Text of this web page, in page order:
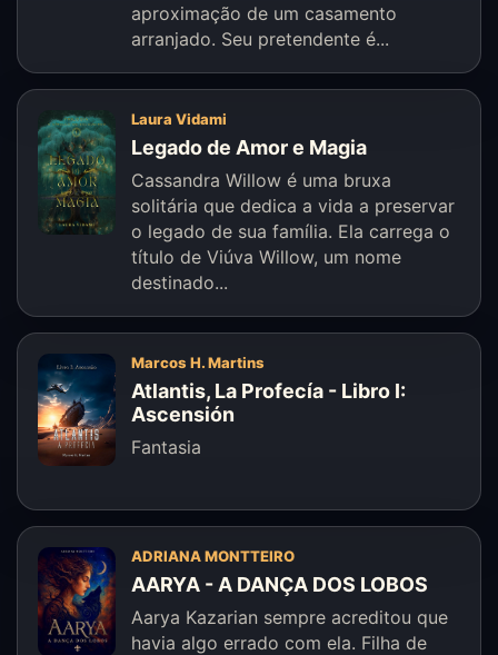
aproximação de um casamento
arranjado. Seu pretendente é...
Laura Vidami
Legado de Amor e Magia
Cassandra Willow é uma bruxa
solitária que dedica a vida a preservar
o legado de sua família. Ela carrega o
título de Viúva Willow, um nome
destinado...
Marcos H. Martins
Atlantis, La Profecía - Libro I:
Ascensión
Fantasia
ADRIANA MONTTEIRO
AARYA - A DANÇA DOS LOBOS
Aarya Kazarian sempre acreditou que
havia algo errado com ela. Filha de